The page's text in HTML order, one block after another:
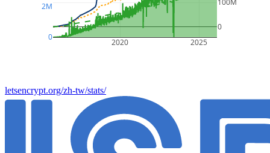
2020 2025
0
0
2M
letsencrypt.org/zh-tw/stats/